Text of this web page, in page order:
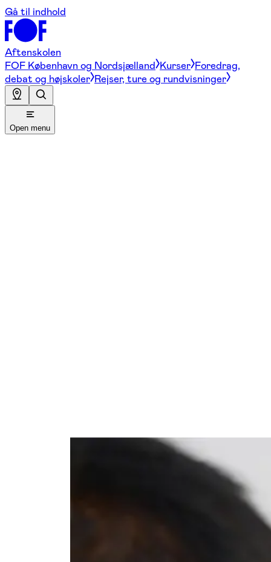
Gå til indhold
Aftenskolen
FOF København og Nordsjælland Kurser Foredrag,
debat og højskoler Rejser, ture og rundvisninger
Open menu